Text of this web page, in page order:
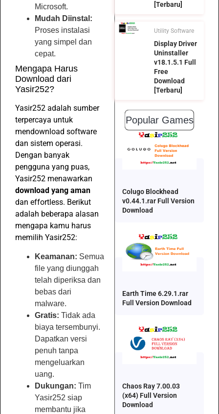
Microsoft.
Mudah Diinstal:
Proses instalasi
yang simpel dan
cepat.
Mengapa Harus
Download dari
Yasir252?
Yasir252 adalah sumber
terpercaya untuk
mendownload software
dan sistem operasi.
Dengan banyak
pengguna yang puas,
Yasir252 menawarkan
download yang aman
dan effortless. Berikut
adalah beberapa alasan
mengapa kamu harus
memilih Yasir252:
Keamanan: Semua
file yang diunggah
telah diperiksa dan
bebas dari
malware.
Gratis: Tidak ada
biaya tersembunyi.
Dapatkan versi
penuh tanpa
mengeluarkan
uang.
Dukungan: Tim
Yasir252 siap
membantu jika
[Terbaru]
Utility Software
Display Driver
Uninstaller
v18.1.5.1 Full
Free
Download
[Terbaru]
Popular Games
Colugo Blockhead
v0.44.1.rar Full Version
Download
Earth Time 6.29.1.rar
Full Version Download
Chaos Ray 7.00.03
(x64) Full Version
Download